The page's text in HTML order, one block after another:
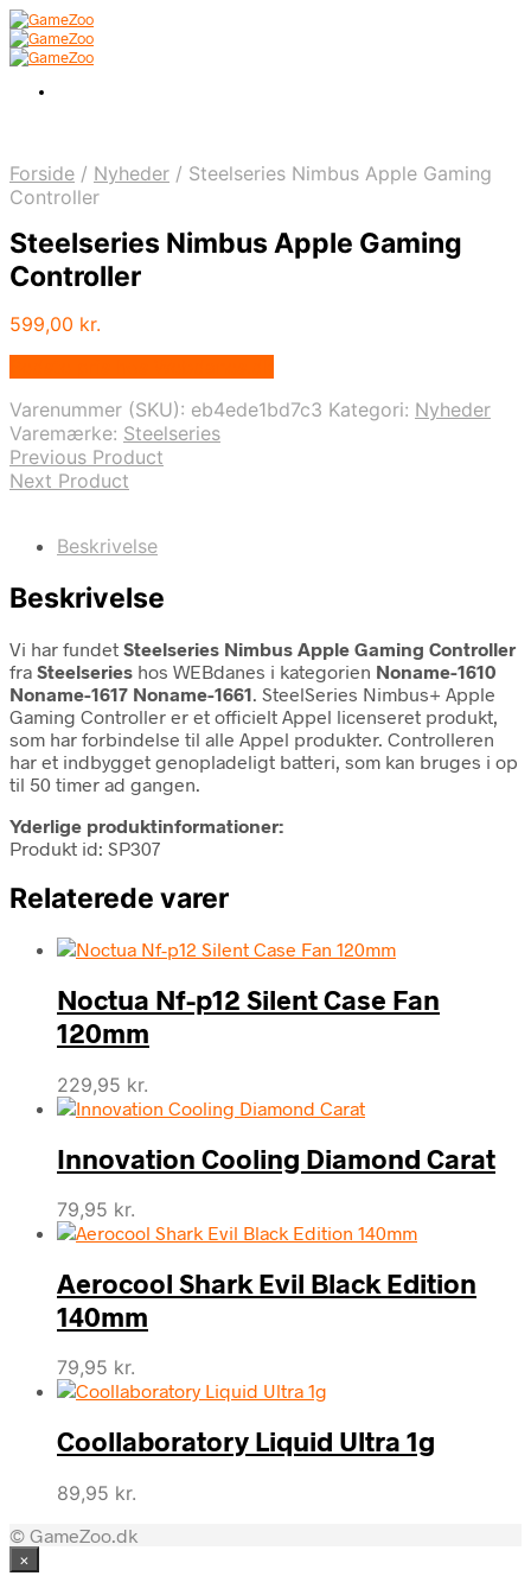
Forside / Nyheder / Steelseries Nimbus Apple Gaming
Controller
Steelseries Nimbus Apple Gaming
Controller
599,00 kr.
Varenummer (SKU): eb4ede1bd7c3 Kategori: Nyheder
Varemærke: Steelseries
Previous Product
Next Product
Beskrivelse
Beskrivelse
Vi har fundet Steelseries Nimbus Apple Gaming Controller
fra Steelseries hos WEBdanes i kategorien Noname-1610
Noname-1617 Noname-1661. SteelSeries Nimbus+ Apple
Gaming Controller er et officielt Appel licenseret produkt,
som har forbindelse til alle Appel produkter. Controlleren
har et indbygget genopladeligt batteri, som kan bruges i op
til 50 timer ad gangen.
Yderlige produktinformationer:
Produkt id: SP307
Relaterede varer
Noctua Nf-p12 Silent Case Fan
120mm
229,95 kr.
Innovation Cooling Diamond Carat
79,95 kr.
Aerocool Shark Evil Black Edition
140mm
79,95 kr.
Coollaboratory Liquid Ultra 1g
89,95 kr.
© GameZoo.dk
×